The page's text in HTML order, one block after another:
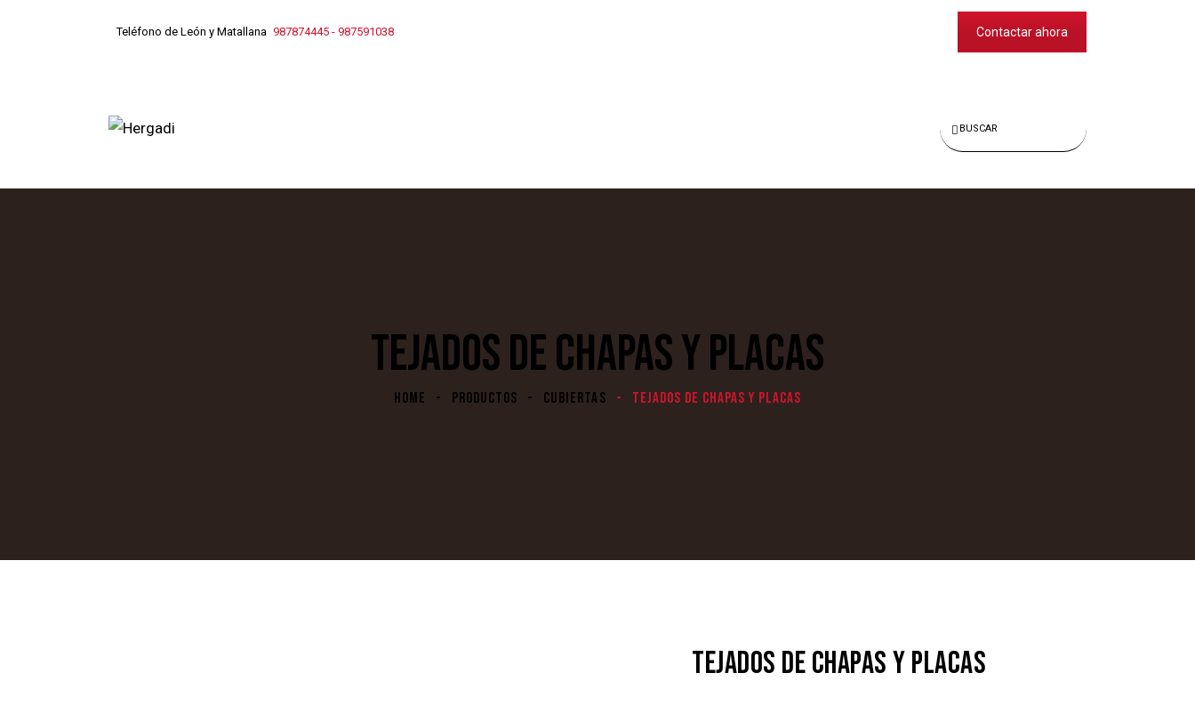
Teléfono de León y Matallana 987874445- 987591038 Contactar ahora
TEJADOS DE CHAPAS Y PLACAS
HOME PRODUCTOS CUBIERTAS TEJADOS DE CHAPAS Y PLACAS
TEJADOS DE CHAPAS Y PLACAS